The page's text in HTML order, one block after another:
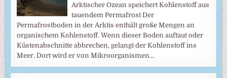
Arktischer Ozean speichert Kohlenstoff aus
tauendem Permafrost Der
Permafrostboden in der Arktis enthält große Mengen an
organischem Kohlenstoff. Wenn dieser Boden auftaut oder
Küstenabschnitte abbrechen, gelangt der Kohlenstoff ins
Meer. Dort wird er von Mikroorganismen…